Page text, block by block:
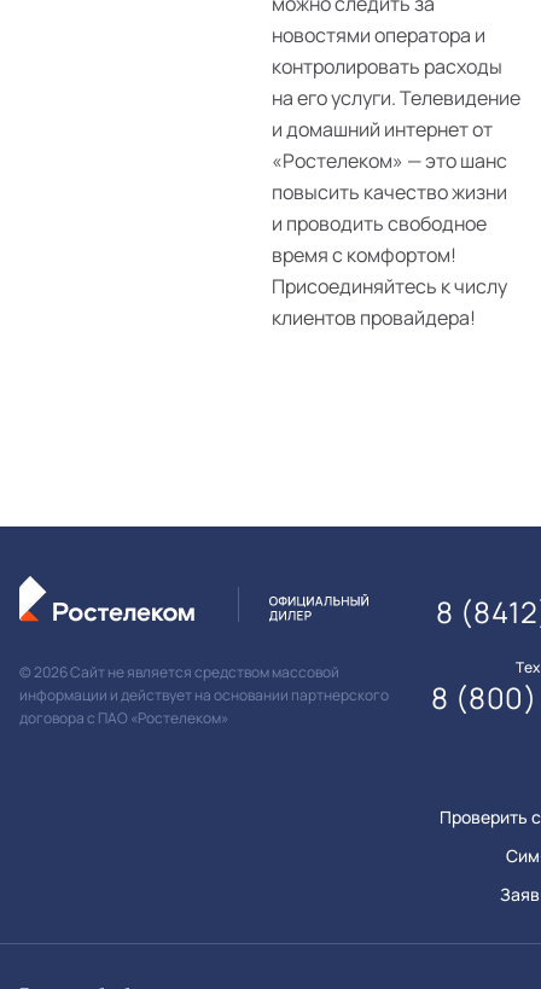
новостями оператора и
контролировать расходы
на его услуги. Телевидение
и домашний интернет от
«Ростелеком» — это шанс
повысить качество жизни
и проводить свободное
время с комфортом!
Присоединяйтесь к числу
клиентов провайдера!
© 2026 Сайт не является средством массовой
информации и действует на основании партнерского
договора с ПАО «Ростелеком»
Проверить
8
8